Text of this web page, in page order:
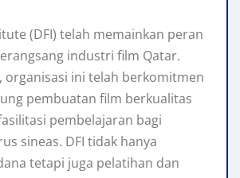
(DFI) telah memainkan peran
industri film Qatar.
organisasi ini telah berkomitmen
pembuatan film berkualitas
pembelajaran bagi
sineas. DFI tidak hanya
tetapi juga pelatihan dan